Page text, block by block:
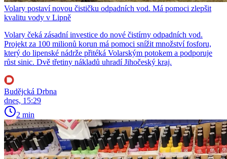
Volary postaví novou čističku odpadních vod. Má pomoci zlepšit
kvalitu vody v Lipně
Volary čeká zásadní investice do nové čistírny odpadních vod.
Projekt za 100 milionů korun má pomoci snížit množství fosforu,
který do lipenské nádrže přitéká Volarským potokem a podporuje
růst sinic. Dvě třetiny nákladů uhradí Jihočeský kraj.
Budějcká Drbna
dnes, 15:29
2 min